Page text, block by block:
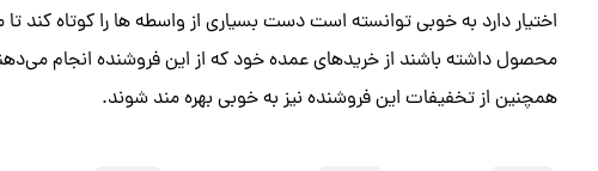
اختیار دارد به خوبی توانسته است دست بسیاری از واسطه ها را کوتاه کند
محصول داشته باشند از خریدهای عمده خود که از این فروشنده انجام
همچنین از تخفیفات این فروشنده نیز به خوبی بهره مند شوند.